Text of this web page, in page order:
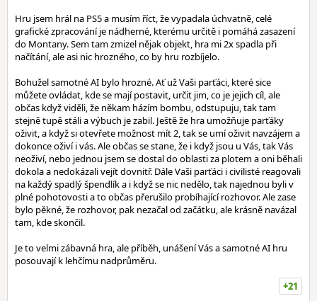
Hru jsem hrál na PS5 a musím říct, že vypadala úchvatně, celé
grafické zpracování je nádherné, kterému určitě i pomáhá zasazení
do Montany. Sem tam zmizel nějak objekt, hra mi 2x spadla při
načítání, ale asi nic hrozného, co by hru rozbíjelo.
Bohužel samotné AI bylo hrozné. Ať už Vaši parťáci, které sice
můžete ovládat, kde se mají postavit, určit jim, co je jejich cíl, ale
občas když viděli, že někam házím bombu, odstupuju, tak tam
stejně tupě stáli a výbuch je zabil. Ještě že hra umožňuje parťáky
oživit, a když si otevřete možnost mít 2, tak se umí oživit navzájem a
dokonce oživí i vás. Ale občas se stane, že i když jsou u Vás, tak Vás
neoživí, nebo jednou jsem se dostal do oblasti za plotem a oni běhali
dokola a nedokázali vejít dovnitř. Dále Vaši parťáci i civilisté reagovali
na každý spadlý špendlík a i když se nic nedělo, tak najednou byli v
plné pohotovosti a to občas přerušilo probíhající rozhovor. Ale zase
bylo pěkné, že rozhovor, pak nezačal od začátku, ale krásně navázal
tam, kde skončil.
Je to velmi zábavná hra, ale příběh, unášení Vás a samotné AI hru
posouvají k lehčímu nadprůměru.
+21